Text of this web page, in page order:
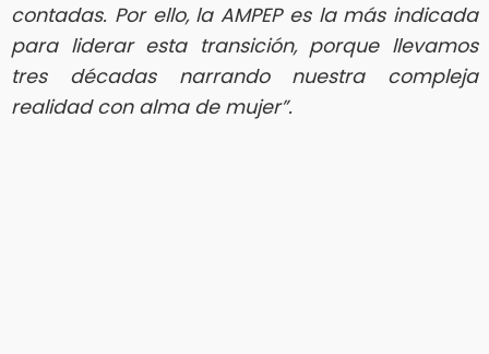
contadas. Por ello, la AMPEP es la más indicada
para liderar esta transición, porque llevamos
tres décadas narrando nuestra compleja
realidad con alma de mujer”.